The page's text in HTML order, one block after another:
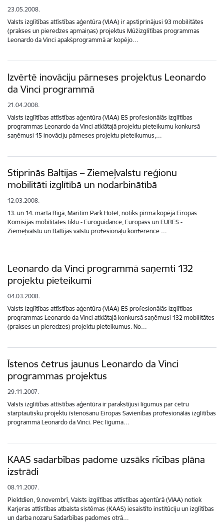
23.05.2008.
Valsts izglītības attīstības aģentūra (VIAA) ir apstiprinājusi 93 mobilitātes
(prakses un pieredzes apmaiņas) projektus Mūžizglītības programmas
Leonardo da Vinci apakšprogrammā ar kopējo…
Izvērtē inovāciju pārneses projektus Leonardo
da Vinci programmā
21.04.2008.
Valsts izglītības attīstības aģentūra (VIAA) ES profesionālās izglītības
programmas Leonardo da Vinci atklātajā projektu pieteikumu konkursā
saņēmusi 15 inovāciju pārneses projektu pieteikumus,…
Stiprinās Baltijas – Ziemeļvalstu reģionu
mobilitāti izglītībā un nodarbinātībā
12.03.2008.
13. un 14. martā Rīgā, Maritim Park Hotel, notiks pirmā kopējā Eiropas
Komisijas mobilitātes tīklu - Euroguidance, Europass un EURES -
Ziemeļvalstu un Baltijas valstu profesionāļu konference …
Leonardo da Vinci programmā saņemti 132
projektu pieteikumi
04.03.2008.
Valsts izglītības attīstības aģentūra (VIAA) ES profesionālās izglītības
programmas Leonardo da Vinci atklātajā konkursā saņēmusi 132 mobilitātes
(prakses un pieredzes) projektu pieteikumus. No…
Īstenos četrus jaunus Leonardo da Vinci
programmas projektus
29.11.2007.
Valsts izglītības attīstības aģentūra ir parakstījusi līgumus par četru
starptautisku projektu īstenošanu Eiropas Savienības profesionālās izglītības
programmā Leonardo da Vinci. Pēc līguma…
KAAS sadarbības padome uzsāks rīcības plāna
izstrādi
08.11.2007.
Piektdien, 9.novembrī, Valsts izglītības attīstības aģentūrā (VIAA) notiek
Karjeras attīstības atbalsta sistēmas (KAAS) iesaistīto institūciju un izglītības
un darba nozaru Sadarbības padomes otrā…